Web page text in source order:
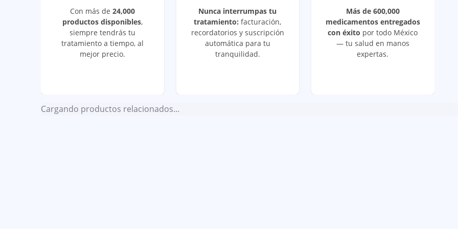
Con más de 24,000
productos disponibles,
siempre tendrás tu
tratamiento a tiempo, al
mejor precio.
Nunca interrumpas tu
tratamiento: facturación,
recordatorios y suscripción
automática para tu
tranquilidad.
Más de 600,000
medicamentos entregados
con éxito por todo México
— tu salud en manos
expertas.
Cargando productos relacionados...